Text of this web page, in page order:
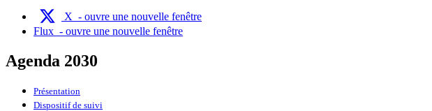
X - ouvre une nouvelle fenêtre
Flux - ouvre une nouvelle fenêtre
Agenda 2030
Présentation
Dispositif de suivi